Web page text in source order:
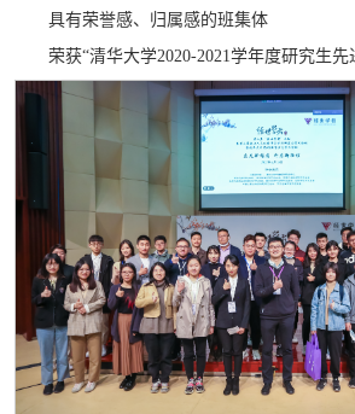
具有荣誉感、归属感的班集体
荣获“清华大学2020-2021学年度研究生先